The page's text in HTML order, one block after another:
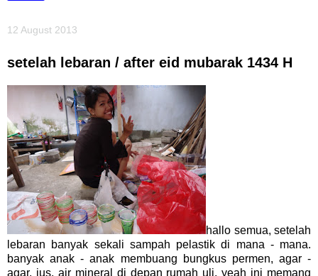
12 August 2013
setelah lebaran / after eid mubarak 1434 H
hallo semua, setelah
lebaran banyak sekali sampah pelastik di mana - mana.
banyak anak - anak membuang bungkus permen, agar -
agar, jus, air mineral di depan rumah uli. yeah ini memang